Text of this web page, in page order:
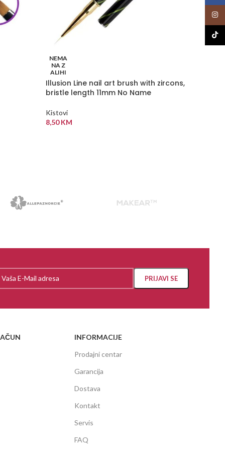
NEMA
NA Z
ALIHI
Illusion Line nail art brush with zircons,
bristle length 11mm No Name
Kistovi
8,50KM
INFORMACIJE
Prodajni centar
Garancija
Dostava
Kontakt
Servis
FAQ